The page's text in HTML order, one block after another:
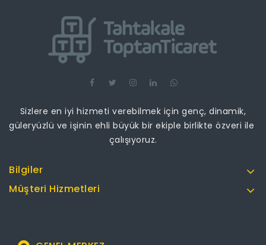
Sizlere en iyi hizmeti verebilmek için genç, dinamik,
güleryüzlü ve işinin ehli büyük bir ekiple birlikte özveri ile
çalışıyoruz.
Bilgiler
Müşteri Hizmetleri